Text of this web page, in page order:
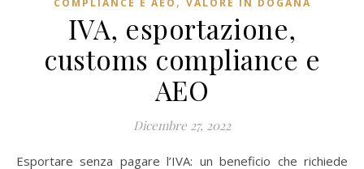
COMPLIANCE E AEO VALORE IN DOGANA
IVA, esportazione,
customs compliance e
AEO
Dicembre 27, 2022
Esportare senza pagare l’IVA: un beneficio che richiede